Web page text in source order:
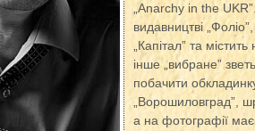
„Anarchy in the
видавництві
„Капітал” та
інше „вибране”
побачити
„Ворошиловград”,
а на фотографії